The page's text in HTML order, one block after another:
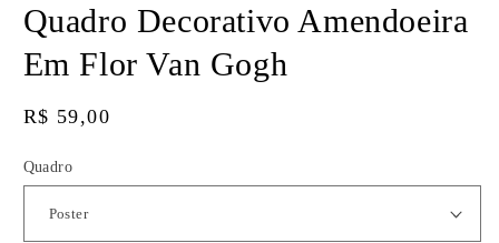
modal
Quadro Decorativo Amendoeira
Em Flor Van Gogh
Preço
R$ 59,00
Quadro